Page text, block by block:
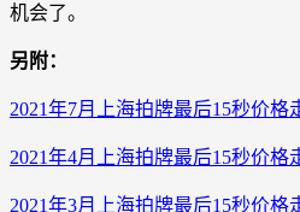
机会了。
另附：
2021年7月上海拍牌最后15秒价格
2021年4月上海拍牌最后15秒价格
2021年3月上海拍牌最后15秒价格